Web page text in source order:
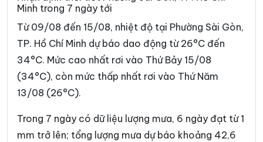
Phường Bình Trưng
Phường Cầu Kiệu Phường Cầu Ông Lãnh
Phường Chánh Hiệp Phường Chánh Hưng
Phường Chánh Phú Hòa
Phường Diên Hồng Phường Đông Hòa
Minh trong 7 ngày tới
Từ 09/08 đến 15/08, nhiệt độ tại Phường Sài Gòn,
TP. Hồ Chí Minh dự báo dao động từ 26°C đến
34°C. Mức cao nhất rơi vào Thứ Bảy 15/08
(34°C), còn mức thấp nhất rơi vào Thứ Năm
13/08 (26°C).
Trong 7 ngày có dữ liệu lượng mưa, 6 ngày đạt từ 1
mm trở lên; tổng lượng mưa dự báo khoảng 42,6